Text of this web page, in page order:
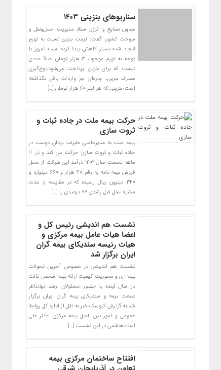
سناریو‌های بنزینی ۱۴۰۳
معاون صنایع و انرژی ستاد مدیریت حمل‌ونقل و
سوخت کشور، گفت: قیمت بنزین نسبت به تورم
ایجاد شده بسیار کاهش پیدا کرده است؛ امروز با
توجه به تورم موجود، ۳ هزار تومان اصلاً عددی
نیست که برای بنزین پرداخت می‌شود.اوج‌گیری
مصرف بنزین، چاره‌ای جز واردات باقی نگذاشته
است؛ بنزینی که هر لیتر ۶۰ هزار تومان […]
حرکت بیمه ملت در جاده ثبات و
ثروت سازی
بیمه ملت به مدیرعاملی علیرضا یزدان دوست در
جاده ثبات و ثروت سازی حرکت می کند و در ۱۱
ماهه نخست سال ۱۴۰۲ درآمد این شرکت از محل
فروش بیمه نامه به رقم ۴۸ هزار و ۶۶۰ میلیارد و
۳۴۰ میلیون ریال رسیده که در مقایسه با مدت
مشابه سال قبل رشدی ۷۷ درصدی را […]
نشست هم اندیشی رئیس کل و
اعضا هیات عامل بیمه مرکزی و
هیات رئیسه سندیکای بیمه گران
ایران برگزار شد
نشست هم اندیشی در خصوص آخرین تحولات
بیمه ای و محوریت کیفیت ارائه بیمه شخص ثالث
در سال آینده با حضور مسئولان ارشد نهادناظر
صنعت بیمه و سندیکای بیمه گران ایران برگزار
شد.به گزارش کیوسک خبر به نقل از اداره کل روابط
عمومی و امور بین الملل بیمه مرکزی، دکتر علی
استادهاشمی در این نشست […]
افتتاح ساختمان مرکزی بیمه